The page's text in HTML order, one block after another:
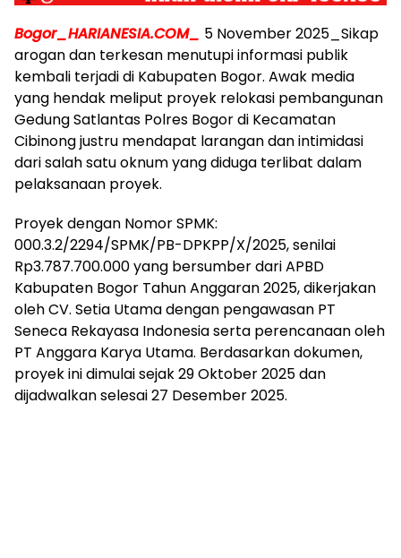
Bogor_HARIANESIA.COM_ 5 November 2025_Sikap
arogan dan terkesan menutupi informasi publik
kembali terjadi di Kabupaten Bogor. Awak media
yang hendak meliput proyek relokasi pembangunan
Gedung Satlantas Polres Bogor di Kecamatan
Cibinong justru mendapat larangan dan intimidasi
dari salah satu oknum yang diduga terlibat dalam
pelaksanaan proyek.
Proyek dengan Nomor SPMK:
000.3.2/2294/SPMK/PB-DPKPP/X/2025, senilai
Rp3.787.700.000 yang bersumber dari APBD
Kabupaten Bogor Tahun Anggaran 2025, dikerjakan
oleh CV. Setia Utama dengan pengawasan PT
Seneca Rekayasa Indonesia serta perencanaan oleh
PT Anggara Karya Utama. Berdasarkan dokumen,
proyek ini dimulai sejak 29 Oktober 2025 dan
dijadwalkan selesai 27 Desember 2025.